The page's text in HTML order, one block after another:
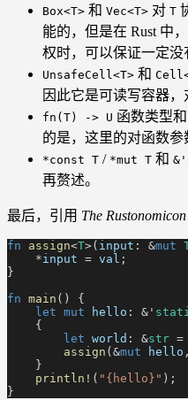
Box<T> 和 Vec<T> 对 T
能的，但是在 Rust 中
权时，可以保证一定没
UnsafeCell<T> 和
因此它是可读写容器，
fn(T) -> U 函数类型
的是，这里的对函数参
*const T / *mut T 和
再赘述。
最后，引用 The Rustonomicon
fn assign<T>( input : &mut
    *
input = val ;
}
fn main () {
    let mut
hello : &'
    {
        let
world : &str =
        assign
(&mut hello ,
    }
    println!
( "{hello}" );
}